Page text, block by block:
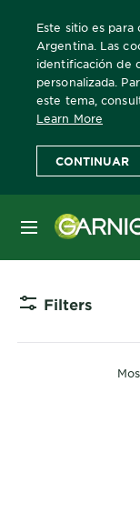
Este sitio es para
Argentina. Las
identificación de
personalizada.
este tema,
Learn More
CONTINUAR
MENÚ
Home
Filters